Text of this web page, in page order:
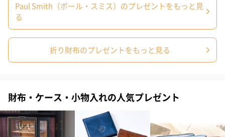
写真付きメッセージカ
ード（680円）
写真付きメッセージカ
ード（Thank you）ピ
【誕生日】
Birthday ホワ
ラッピング
ギフトラッピングを施してお届けいたします。
Paul Smith（ポール・スミス）のプレゼントをもっと見
る
折り財布のプレゼントをもっと見る
財布・ケース・小物入れの人気プレゼント